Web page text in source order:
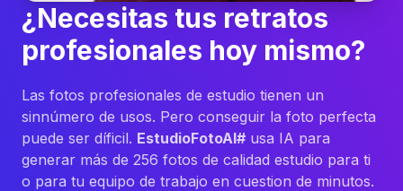
¿Necesitas tus retratos
profesionales hoy mismo?
Las fotos profesionales de estudio tienen un
sinnúmero de usos. Pero conseguir la foto perfecta
puede ser díficil. EstudioFotoAI# usa IA para
generar más de 256 fotos de calidad estudio para ti
o para tu equipo de trabajo en cuestion de minutos.